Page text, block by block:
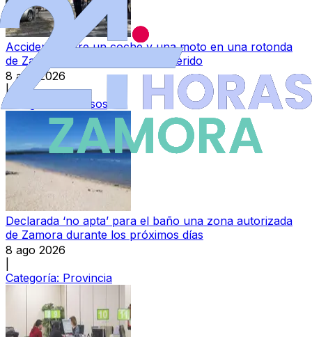
Accidente entre un coche y una moto en una rotonda
de Zamora capital: un hombre herido
8 ago 2026
|
Sucesos
Declarada ‘no apta’ para el baño una zona autorizada
de Zamora durante los próximos días
8 ago 2026
Categoría: Provincia